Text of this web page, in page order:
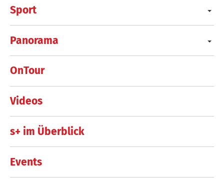
Sport
Panorama
OnTour
Videos
s+ im Überblick
Events